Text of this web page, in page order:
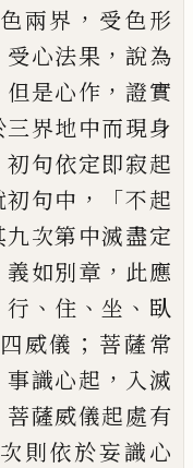
兩界 ， 受色形
受心法果 ，說為
但是心作 ，證實
三界地中而現身
初句依定即寂起
初句中 ，「不起
九次第中滅盡定
義如別章 ， 此應
行 、 住 、 坐 、 臥
威儀 ； 菩薩常
事識心起 ， 入滅
菩薩威儀起處有
次則依於妄識心